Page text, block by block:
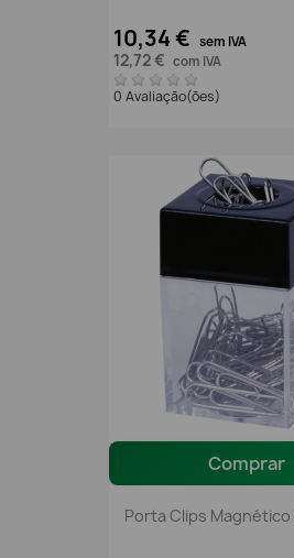
10,34 € sem IVA
12,72 € com IVA
0 Avaliação(ões)
Comprar
Porta Clips